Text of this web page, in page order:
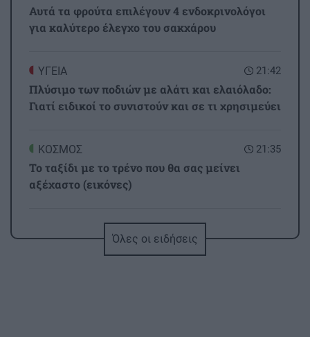
Αυτά τα φρούτα επιλέγουν 4 ενδοκρινολόγοι
για καλύτερο έλεγχο του σακχάρου
21:42
ΥΓΕΙΑ
Πλύσιμο των ποδιών με αλάτι και ελαιόλαδο:
Γιατί ειδικοί το συνιστούν και σε τι χρησιμεύει
21:35
ΚΟΣΜΟΣ
Το ταξίδι με το τρένο που θα σας μείνει
αξέχαστο (εικόνες)
Ιταλία: Τα ελαιοτριβεία ενώνονται να
Όλες οι ειδήσεις